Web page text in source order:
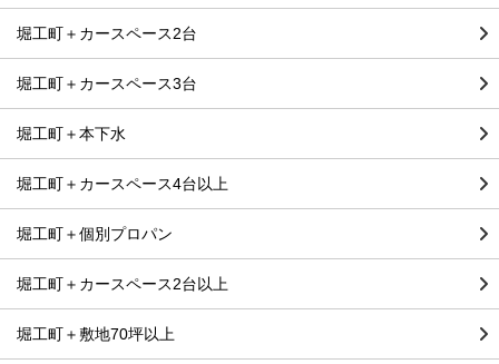
堀工町＋カースペース2台
堀工町＋カースペース3台
堀工町＋本下水
堀工町＋カースペース4台以上
堀工町＋個別プロパン
堀工町＋カースペース2台以上
堀工町＋敷地70坪以上